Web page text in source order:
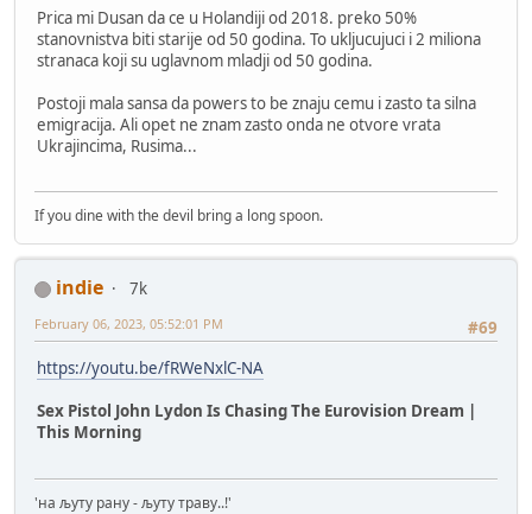
Prica mi Dusan da ce u Holandiji od 2018. preko 50%
stanovnistva biti starije od 50 godina. To ukljucujuci i 2 miliona
stranaca koji su uglavnom mladji od 50 godina.
Postoji mala sansa da powers to be znaju cemu i zasto ta silna
emigracija. Ali opet ne znam zasto onda ne otvore vrata
Ukrajincima, Rusima...
If you dine with the devil bring a long spoon.
indie
7k
#69
February 06, 2023, 05:52:01 PM
https://youtu.be/fRWeNxlC-NA
Sex Pistol John Lydon Is Chasing The Eurovision Dream |
This Morning
'на љуту рану - љуту траву..!'